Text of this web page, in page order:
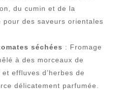
du cumin et de la
des saveurs orientales
séchées : Fromage
à des morceaux de
effluves d’herbes de
délicatement parfumée.